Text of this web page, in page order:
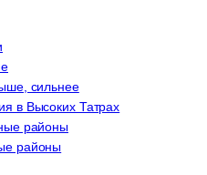
сильнее
в Высоких Татрах
районы
районы